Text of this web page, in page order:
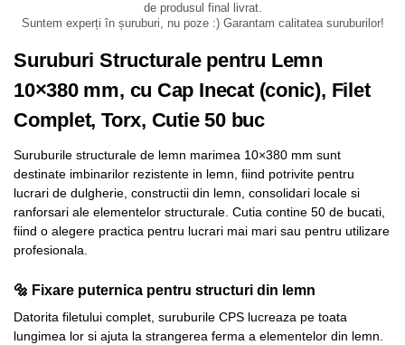
de produsul final livrat.
Suntem experți în șuruburi, nu poze :) Garantam calitatea suruburilor!
Suruburi Structurale pentru Lemn
10×380 mm, cu Cap Inecat (conic), Filet
Complet, Torx, Cutie 50 buc
Suruburile structurale de lemn marimea 10×380 mm sunt
destinate imbinarilor rezistente in lemn, fiind potrivite pentru
lucrari de dulgherie, constructii din lemn, consolidari locale si
ranforsari ale elementelor structurale. Cutia contine 50 de bucati,
fiind o alegere practica pentru lucrari mai mari sau pentru utilizare
profesionala.
🔩 Fixare puternica pentru structuri din lemn
Datorita filetului complet, suruburile CPS lucreaza pe toata
lungimea lor si ajuta la strangerea ferma a elementelor din lemn.